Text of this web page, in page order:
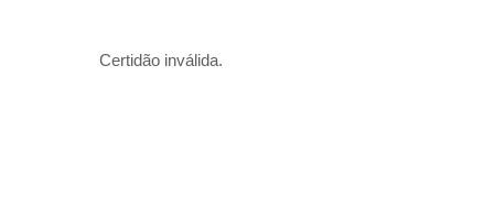
Certidão inválida.